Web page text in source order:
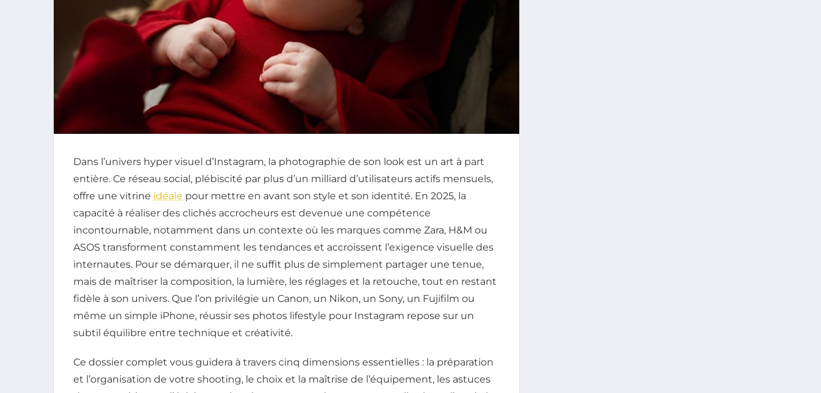
Dans l’univers hyper visuel d’Instagram, la photographie de son look est un art à part
entière. Ce réseau social, plébiscité par plus d’un milliard d’utilisateurs actifs mensuels,
offre une vitrine idéale pour mettre en avant son style et son identité. En 2025, la
capacité à réaliser des clichés accrocheurs est devenue une compétence
incontournable, notamment dans un contexte où les marques comme Zara, H&M ou
ASOS transforment constamment les tendances et accroissent l’exigence visuelle des
internautes. Pour se démarquer, il ne suffit plus de simplement partager une tenue,
mais de maîtriser la composition, la lumière, les réglages et la retouche, tout en restant
fidèle à son univers. Que l’on privilégie un Canon, un Nikon, un Sony, un Fujifilm ou
même un simple iPhone, réussir ses photos lifestyle pour Instagram repose sur un
subtil équilibre entre technique et créativité.
Ce dossier complet vous guidera à travers cinq dimensions essentielles : la préparation
et l’organisation de votre shooting, le choix et la maîtrise de l’équipement, les astuces